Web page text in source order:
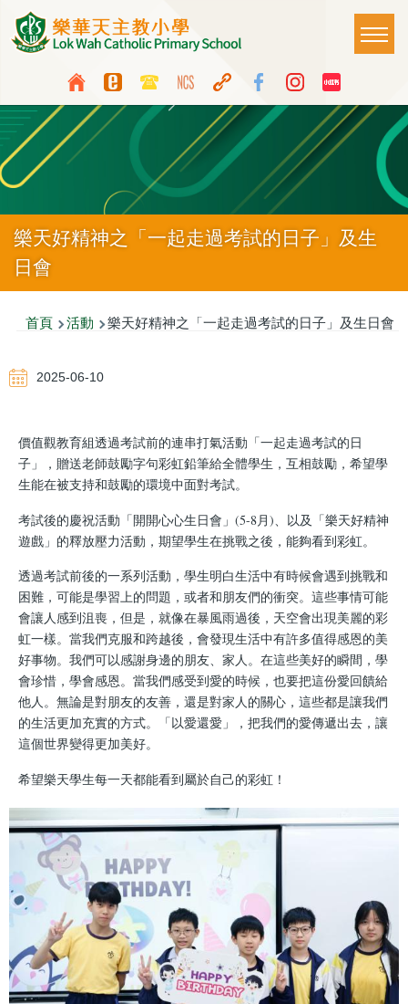
移至主內容
Top
Media
Icon
Button
Language
switcher
Main
樂天好精神之「一起走過考試的日子」及生
日會
導
連
首頁 活動 樂天好精神之「一起走過考試的日子」及生日會
2025-06-10
價值觀教育組透過考試前的連串打氣活動「一起走過考試的日
子」，贈送老師鼓勵字句彩虹鉛筆給全體學生，互相鼓勵，希望學
生能在被支持和鼓勵的環境中面對考試。
考試後的慶祝活動「開開心心生日會」(5-8月)、以及「樂天好精神
遊戲」的釋放壓力活動，期望學生在挑戰之後，能夠看到彩虹。
透過考試前後的一系列活動，學生明白生活中有時候會遇到挑戰和
困難，可能是學習上的問題，或者和朋友們的衝突。這些事情可能
會讓人感到沮喪，但是，就像在暴風雨過後，天空會出現美麗的彩
虹一樣。當我們克服和跨越後，會發現生活中有許多值得感恩的美
好事物。我們可以感謝身邊的朋友、家人。在這些美好的瞬間，學
會珍惜，學會感恩。當我們感受到愛的時候，也要把這份愛回饋給
他人。無論是對朋友的友善，還是對家人的關心，這些都是讓我們
的生活更加充實的方式。「以愛還愛」，把我們的愛傳遞出去，讓
這個世界變得更加美好。
希望樂天學生每一天都能看到屬於自己的彩虹！